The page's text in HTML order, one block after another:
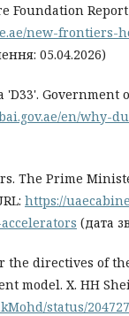
Report
new-frontiers-
05.04.2026)
Government
en/why-
The Prime
https://
(дата
the directives of
model. X. HH
status/